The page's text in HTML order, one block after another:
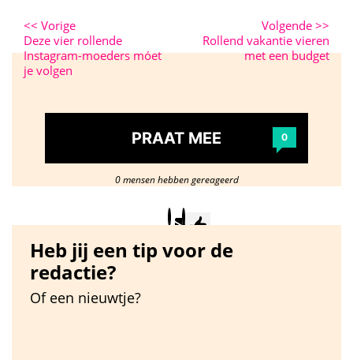
<< Vorige
Deze vier rollende
Instagram-moeders móet
je volgen
Volgende >>
Rollend vakantie vieren
met een budget
PRAAT MEE 0
0 mensen hebben gereageerd
Heb jij een tip voor de
redactie?
Of een nieuwtje?